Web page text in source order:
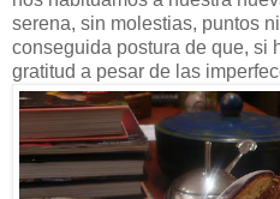
serena, sin molestias, puntos
conseguida postura de que, si
gratitud a pesar de las